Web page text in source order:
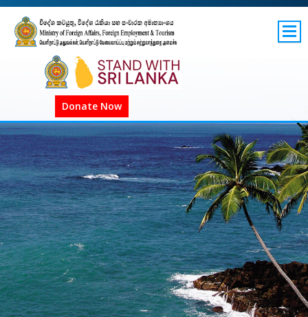
GOV.LK
COVID அறிவிப்புகள்
Donate Now